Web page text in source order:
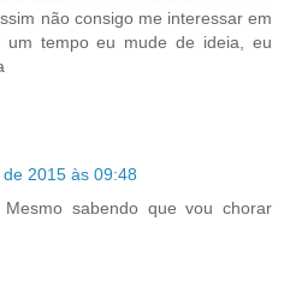
não consigo me interessar em
um tempo eu mude de ideia, eu
2015 às 09:48
sabendo que vou chorar